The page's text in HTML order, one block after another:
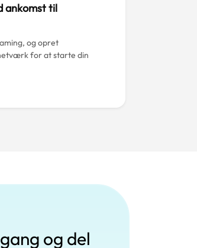
ankomst til
og opret
for at starte din
og del